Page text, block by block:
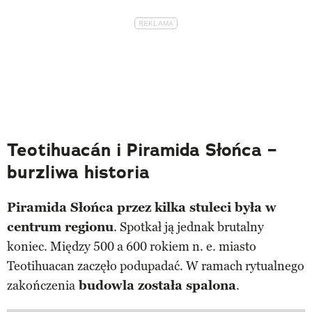
Teotihuacán i Piramida Słońca –
burzliwa historia
Piramida Słońca przez kilka stuleci była w
centrum regionu. Spotkał ją jednak brutalny
koniec. Między 500 a 600 rokiem n. e. miasto
Teotihuacan zaczęło podupadać. W ramach rytualnego
zakończeniabudowla została spalona.